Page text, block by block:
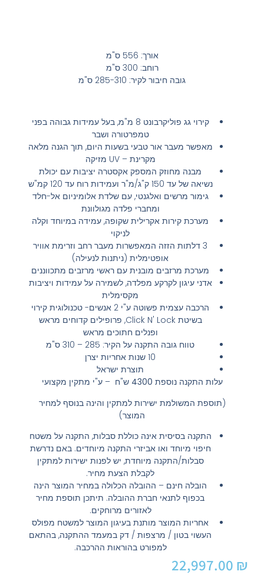
אורך: 556 ס"מ
רוחב: 300 ס"מ
גובה חיבור לקיר: 285-310 ס"מ
קירוי גג פוליקרבונט 8 מ"מ, בעל עמידות גבוהה בפני
טמפרטורה ושבר
מאפשר מעבר אור טבעי בשעות היום, תוך הגנה מלאה
מקרינת – UV מזיקה
מבנה מחוזק המספק אקסטרה יציבות עם יכולת
נשיאה של עד 150 ק"ג/מ"ר ועמידות רוח עד 120 קמ"ש
גימור מרשים ואלגנטי, עם שלדת אלומיניום אל-חלד
ומחברי פלדה מגולוונת
מערכת קירות אקרילית שקופה, עמידה במיוחד וקלה
לניקוי
3 דלתות הזזה המאפשרות מעבר רחב וזרימת אוויר
אופטימלית (ניתנות לנעילה)
מערכת מרזבים מובנית עם ראשי מרזבים מתכווננים
אדני עיגון לקרקע מפלדה, לשמירה על עמידות ויציבות
מקסימלית
הרכבה עצמית פשוטה ע"י 2 אנשים- טכנולוגית קירוי
בשיטת Click N' Lock, פרופילים קדוחים מראש
ופנלים חתוכים מראש
טווח גובה התקנה על הקיר: 285 – 310 ס"מ
10 שנות אחריות יצרן
תוצרת ישראל
עלות התקנה נוספת 4300 ש"ח – ע"י מתקין מקצועי
(תוספת המשולמת ישירות למתקין והינה בנוסף למחיר
המוצר)
התקנה בסיסית אינה כוללת סבלות, התקנה על משטח
חיפוי מיוחד ואו אביזרי התקנה מיוחדים. באם נדרשת
סבלות/התקנה מיוחדת, יש לפנות ישירות למתקין
לקבלת הצעת מחיר.
הובלה חינם – ההובלה הכלולה במחיר המוצר הינה
בכפוף לתנאי חברת ההובלה. תיתכן תוספת מחיר
לאזורים מרוחקים.
אחריות המוצר מותנת בעיגון המוצר למשטח מפולס
העשוי בטון / מרצפות / דק במעמד ההתקנה, בהתאם
למפורט בהוראות ההרכבה.
22,997.00 ₪